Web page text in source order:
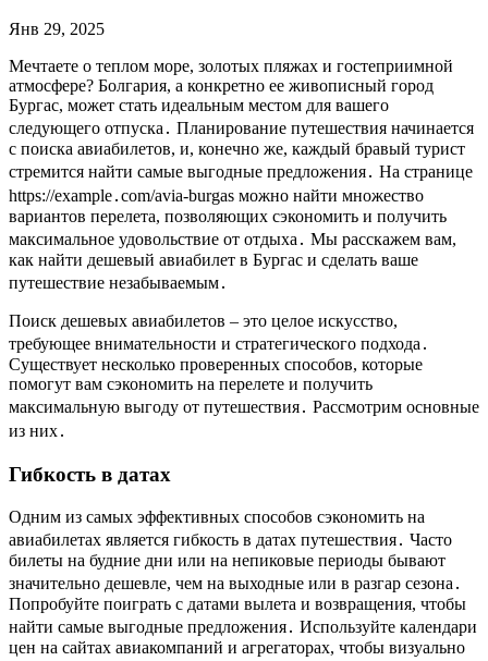
Янв 29, 2025
Мечтаете о теплом море, золотых пляжах и гостеприимной
атмосфере? Болгария, а конкретно ее живописный город
Бургас, может стать идеальным местом для вашего
следующего отпуска․ Планирование путешествия начинается
с поиска авиабилетов, и, конечно же, каждый бравый турист
стремится найти самые выгодные предложения․ На странице
https://example․com/avia-burgas можно найти множество
вариантов перелета, позволяющих сэкономить и получить
максимальное удовольствие от отдыха․ Мы расскажем вам,
как найти дешевый авиабилет в Бургас и сделать ваше
путешествие незабываемым․
Поиск дешевых авиабилетов – это целое искусство,
требующее внимательности и стратегического подхода․
Существует несколько проверенных способов, которые
помогут вам сэкономить на перелете и получить
максимальную выгоду от путешествия․ Рассмотрим основные
из них․
Гибкость в датах
Одним из самых эффективных способов сэкономить на
авиабилетах является гибкость в датах путешествия․ Часто
билеты на будние дни или на непиковые периоды бывают
значительно дешевле, чем на выходные или в разгар сезона․
Попробуйте поиграть с датами вылета и возвращения, чтобы
найти самые выгодные предложения․ Используйте календари
цен на сайтах авиакомпаний и агрегаторах, чтобы визуально